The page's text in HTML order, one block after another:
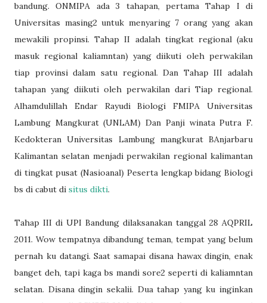
bandung. ONMIPA ada 3 tahapan, pertama Tahap I di
Universitas masing2 untuk menyaring 7 orang yang akan
mewakili propinsi. Tahap II adalah tingkat regional (aku
masuk regional kaliamntan) yang diikuti oleh perwakilan
tiap provinsi dalam satu regional. Dan Tahap III adalah
tahapan yang diikuti oleh perwakilan dari Tiap regional.
Alhamdulillah Endar Rayudi Biologi FMIPA Universitas
Lambung Mangkurat (UNLAM) Dan Panji winata Putra F.
Kedokteran Universitas Lambung mangkurat BAnjarbaru
Kalimantan selatan menjadi perwakilan regional kalimantan
di tingkat pusat (Nasioanal) Peserta lengkap bidang Biologi
bs di cabut di situs dikti.
Tahap III di UPI Bandung dilaksanakan tanggal 28 AQPRIL
2011. Wow tempatnya dibandung teman, tempat yang belum
pernah ku datangi. Saat samapai disana hawax dingin, enak
banget deh, tapi kaga bs mandi sore2 seperti di kaliamntan
selatan. Disana dingin sekalii. Dua tahap yang ku inginkan